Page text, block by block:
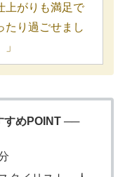
上がりも満足で
たり過ごせまし
めPOINT ──